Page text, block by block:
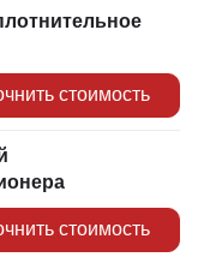
стоимость
стоимость